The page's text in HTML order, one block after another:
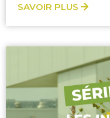
SAVOIR PLUS